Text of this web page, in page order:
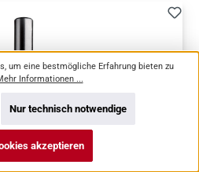
um eine bestmögliche Erfahrung bieten zu
Informationen ...
Nur technisch notwendige
akzeptieren